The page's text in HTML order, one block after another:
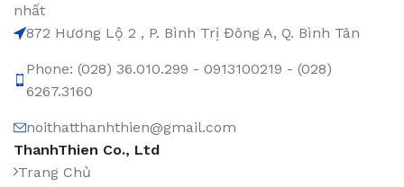
nhất
872 Hương Lộ 2 , P. Bình Trị Đông A, Q. Bình Tân
Phone: (028) 36.010.299 - 0913100219 - (028)
6267.3160
noithatthanhthien@gmail.com
ThanhThien Co., Ltd
Trang Chủ